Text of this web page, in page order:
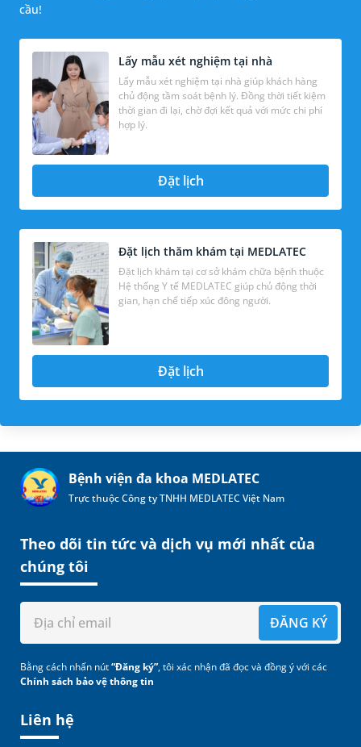
cầu!
Lấy mẫu xét nghiệm tại nhà
Lấy mẫu xét nghiệm tại nhà giúp khách hàng
chủ động tầm soát bệnh lý. Đồng thời tiết kiệm
thời gian đi lại, chờ đợi kết quả với mức chi phí
hợp lý.
Đặt lịch
Đặt lịch thăm khám tại MEDLATEC
Đặt lịch khám tại cơ sở khám chữa bệnh thuộc
Hệ thống Y tế MEDLATEC giúp chủ động thời
gian, hạn chế tiếp xúc đông người.
Đặt lịch
Bệnh viện đa khoa MEDLATEC
Trực thuộc Công ty TNHH MEDLATEC Việt Nam
Liên hệ
Theo dõi tin tức và dịch vụ mới nhất của
chúng tôi
ĐĂNG KÝ
Bằng cách nhấn nút“Đăng ký”, tôi xác nhận đã đọc và đồng ý với các
Chính sách bảo vệ thông tin